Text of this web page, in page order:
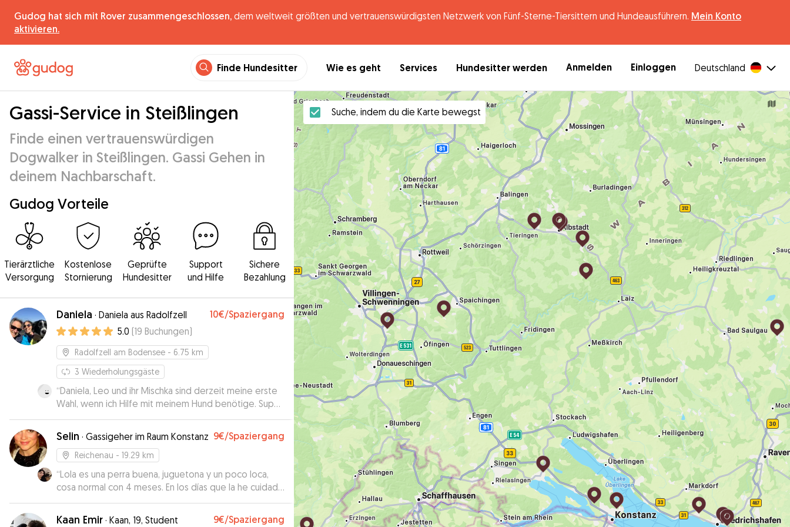
Gudog hat sich mit Rover zusammengeschlossen, dem weltweit größten und vertrauenswürdigsten Netzwerk von Fünf-Sterne-Tiersittern und Hundeausführern. Mein Konto
aktivieren.
Finde Hundesitter Wie es geht Services Hundesitter werden Anmelden Einloggen Deutschland
Gassi-Service in Steißlingen
Finde einen vertrauenswürdigen
Dogwalker in Steißlingen. Gassi Gehen in
deinem Nachbarschaft.
Gudog Vorteile
Tierärztliche
Versorgung
Kostenlose
Stornierung
Geprüfte
Hundesitter
Support
und Hilfe
Sichere
Bezahlung
Daniela · Daniela aus Radolfzell 10€/Spaziergang
5.0 (19 Buchungen)
Radolfzell am Bodensee - 6.75 km
3 Wiederholungsgäste
“Daniela, Leo und ihr Mischka sind derzeit meine erste
Wahl, wenn ich Hilfe mit meinem Hund benötige. Super
freundlich, offen, verantwortungsbewusst und flexible
Leute mit vielen Auslaufmöglichkeiten. ”
Selin · Gassigeher im Raum Konstanz 9€/Spaziergang
Reichenau - 19.29 km
“Lola es una perra buena, juguetona y un poco loca,
cosa normal con 4 meses. En los días que la he cuidado
a pesar de estar mudando los dientes no ha intentado
si quiera comerse nada, es obediente y aprende
Kaan Emir · Kaan, 19, Student 9€/Spaziergang
Suche, indem du die Karte bewegst